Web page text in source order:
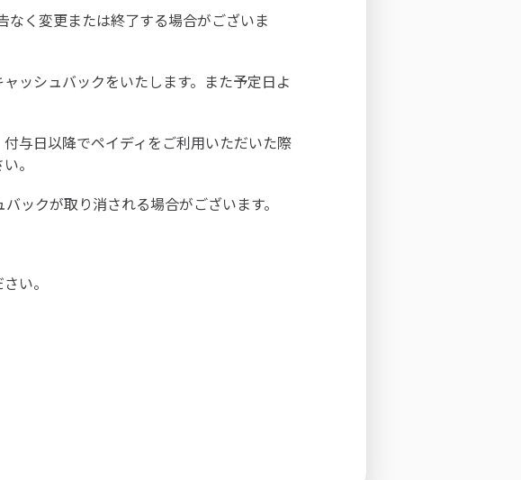
なく変更または終了する場合がございま
ッシュバックをいたします。また予定日よ
与日以降でペイディをご利用いただいた際
。
ックが取り消される場合がございます。
い。